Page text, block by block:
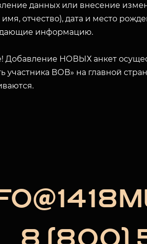
данных или внесение
отчество), дата и место
информацию.
Добавление НОВЫХ анкет
участника ВОВ» на главной